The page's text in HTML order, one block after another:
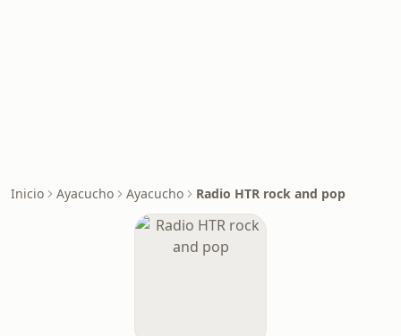
Inicio Ayacucho Ayacucho Radio HTR rock and pop